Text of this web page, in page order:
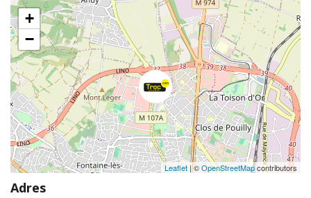
+
−
Leaflet | ©OpenStreetMapcontributors
Adres